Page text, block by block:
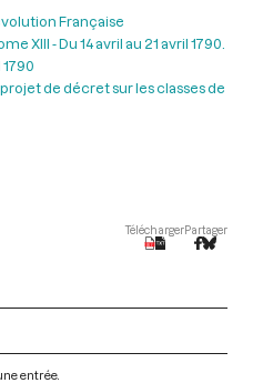
Française
XIII - Du 14 avril au 21 avril 1790.
1790
de décret sur les classes de
TéléchargerPartager
entrée.